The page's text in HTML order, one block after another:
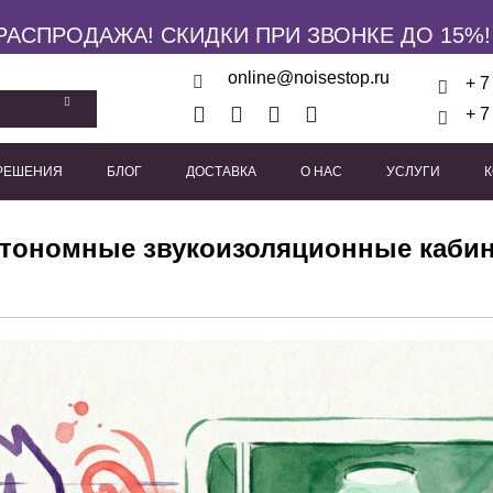
СКИДКИ ПРИ ЗВОНКЕ ДО 15%!
online@noisestop.ru
+
+
БЛОГ ДОСТАВКА О НАС УСЛУГИ
звукоизоляционные